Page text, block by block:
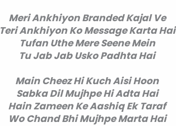
Meri Ankhiyon Branded Kajal Ve
Teri Ankhiyon Ko Message Karta Hai
Tufan Uthe Mere Seene Mein
Tu Jab Jab Usko Padhta Hai
Main Cheez Hi Kuch Aisi Hoon
Sabka Dil Mujhpe Hi Adta Hai
Hain Zameen Ke Aashiq Ek Taraf
Wo Chand Bhi Mujhpe Marta Hai